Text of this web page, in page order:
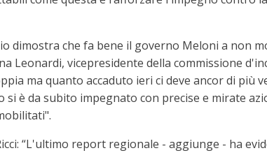
dimostra che fa bene il governo Meloni a non
Leonardi, vicepresidente della commissione
ma quanto accaduto ieri ci deve ancor di più
è da subito impegnato con precise e mirate
“L'ultimo report regionale - aggiunge - ha